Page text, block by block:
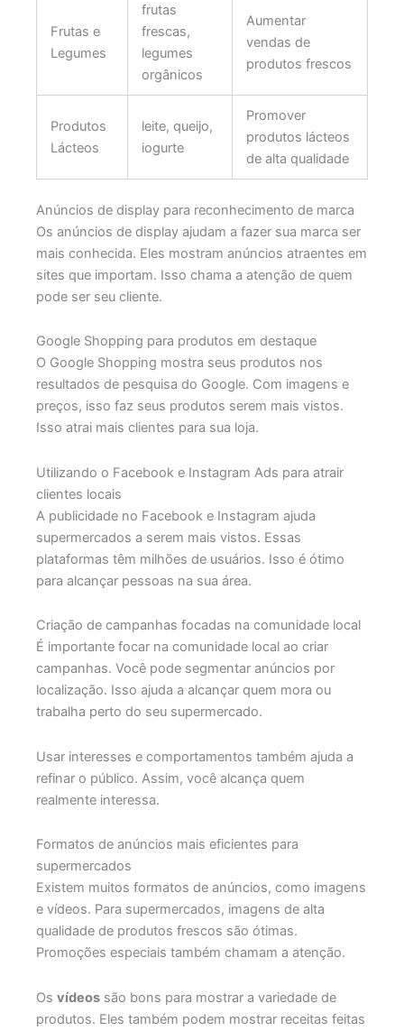
Frutas e
Legumes
frutas
frescas,
legumes
orgânicos
Aumentar
vendas de
produtos frescos
Produtos
Lácteos
leite, queijo,
iogurte
Promover
produtos lácteos
de alta qualidade
Anúncios de display para reconhecimento de marca
Os anúncios de display ajudam a fazer sua marca ser
mais conhecida. Eles mostram anúncios atraentes em
sites que importam. Isso chama a atenção de quem
pode ser seu cliente.
Google Shopping para produtos em destaque
O Google Shopping mostra seus produtos nos
resultados de pesquisa do Google. Com imagens e
preços, isso faz seus produtos serem mais vistos.
Isso atrai mais clientes para sua loja.
Utilizando o Facebook e Instagram Ads para atrair
clientes locais
A publicidade no Facebook e Instagram ajuda
supermercados a serem mais vistos. Essas
plataformas têm milhões de usuários. Isso é ótimo
para alcançar pessoas na sua área.
Criação de campanhas focadas na comunidade local
É importante focar na comunidade local ao criar
campanhas. Você pode segmentar anúncios por
localização. Isso ajuda a alcançar quem mora ou
trabalha perto do seu supermercado.
Usar interesses e comportamentos também ajuda a
refinar o público. Assim, você alcança quem
realmente interessa.
Formatos de anúncios mais eficientes para
supermercados
Existem muitos formatos de anúncios, como imagens
e vídeos. Para supermercados, imagens de alta
qualidade de produtos frescos são ótimas.
Promoções especiais também chamam a atenção.
Os vídeos são bons para mostrar a variedade de
produtos. Eles também podem mostrar receitas feitas